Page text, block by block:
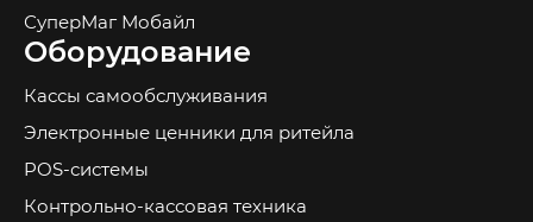
СуперМаг Мобайл
Оборудование
Кассы самообслуживания
Электронные ценники для ритейла
POS-системы
Контрольно-кассовая техника